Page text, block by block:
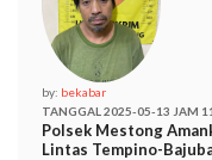
by: bekabar
TANGGAL 2025-05-13 JAM
Polsek Mestong
Lintas Tempino-